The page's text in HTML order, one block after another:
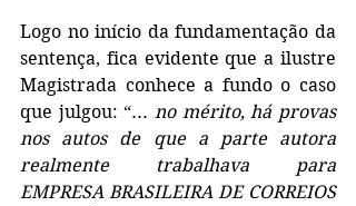
Logo no início da fundamentação da
sentença, fica evidente que a ilustre
Magistrada conhece a fundo o caso
que julgou: “... no mérito, há provas
nos autos de que a parte autora
realmente trabalhava para
EMPRESA BRASILEIRA DE CORREIOS